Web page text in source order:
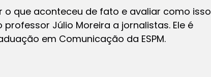
que aconteceu de fato e avaliar como isso
Júlio Moreira a jornalistas. Ele é
em Comunicação da ESPM.